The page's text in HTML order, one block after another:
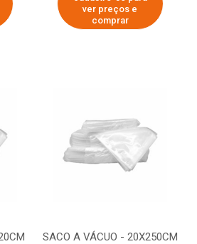
ver preços e
comprar
SACO A VÁCUO - 20X250CM